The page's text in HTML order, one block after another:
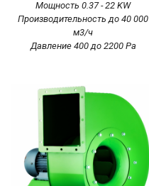
Мощность 0.37 - 22 KW
Производительность до 40 000
м3/ч
Давление 400 до 2200 Ра